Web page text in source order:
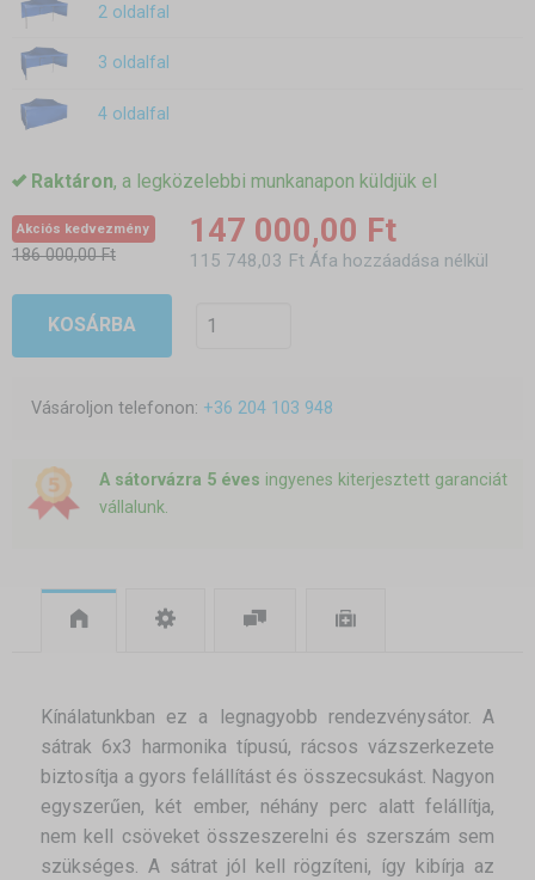
2 oldalfal
3 oldalfal
4 oldalfal
Raktáron, a legközelebbi munkanapon küldjük el
Akciós kedvezmény
186 000,00 Ft
147 000,00 Ft
115 748,03 Ft Áfa hozzáadása nélkül
KOSÁRBA
Vásároljon telefonon: +36 204 103 948
A sátorvázra 5 éves ingyenes kiterjesztett garanciát
vállalunk.
Kínálatunkban ez a legnagyobb rendezvénysátor. A
sátrak 6x3 harmonika típusú, rácsos vázszerkezete
biztosítja a gyors felállítást és összecsukást. Nagyon
egyszerűen, két ember, néhány perc alatt felállítja,
nem kell csöveket összeszerelni és szerszám sem
szükséges. A sátrat jól kell rögzíteni, így kibírja az